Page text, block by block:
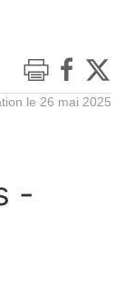
le 26 mai 2025
-